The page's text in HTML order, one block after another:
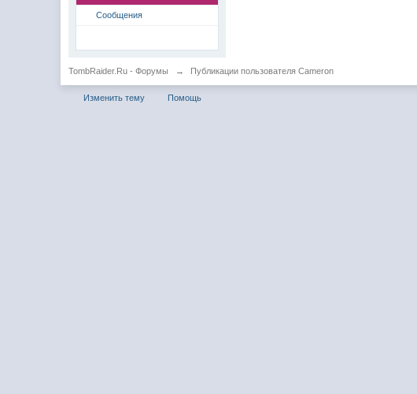
Сообщения
TombRaider.Ru - Форумы → Публикации пользователя Cameron
Изменить тему Помощь